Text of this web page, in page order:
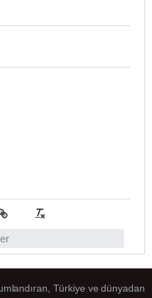
Türkiye ve dünyadan